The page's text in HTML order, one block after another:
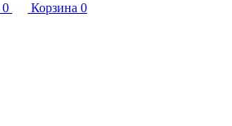
0 Корзина 0